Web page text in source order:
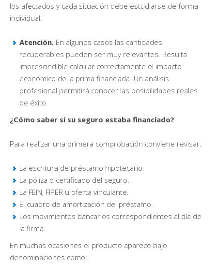
los afectados y cada situación debe estudiarse de forma
individual.
Atención. En algunos casos las cantidades
recuperables pueden ser muy relevantes. Resulta
imprescindible calcular correctamente el impacto
económico de la prima financiada. Un análisis
profesional permitirá conocer las posibilidades reales
de éxito.
¿Cómo saber si su seguro estaba financiado?
Para realizar una primera comprobación conviene revisar:
La escritura de préstamo hipotecario.
La póliza o certificado del seguro.
La FEIN, FIPER u oferta vinculante.
El cuadro de amortización del préstamo.
Los movimientos bancarios correspondientes al día de
la firma.
En muchas ocasiones el producto aparece bajo
denominaciones como: